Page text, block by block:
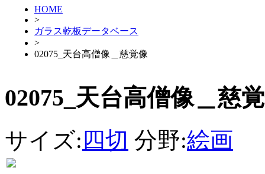
HOME
>
ガラス乾板データベース
>
02075_天台高僧像＿慈覚像
02075_天台高僧像＿慈
サイズ: 四切 分野:絵画